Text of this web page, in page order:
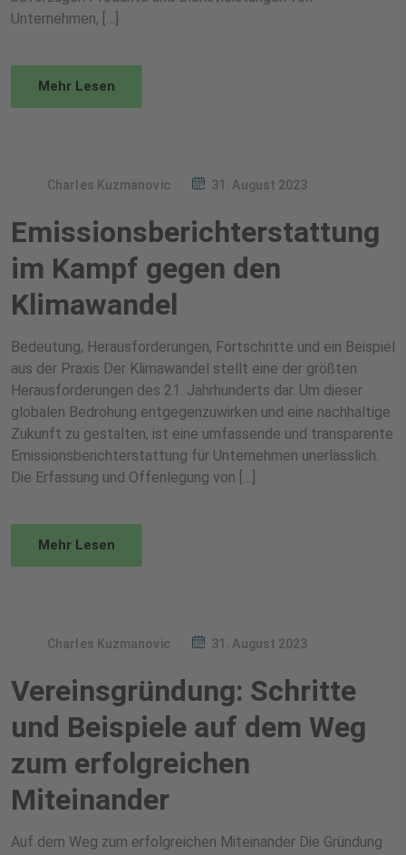
Unternehmen, […]
Mehr Lesen
Charles Kuzmanovic 31. August 2023
Emissionsberichterstattung
im Kampf gegen den
Klimawandel
Bedeutung, Herausforderungen, Fortschritte und ein Beispiel
aus der Praxis Der Klimawandel stellt eine der größten
Herausforderungen des 21. Jahrhunderts dar. Um dieser
globalen Bedrohung entgegenzuwirken und eine nachhaltige
Zukunft zu gestalten, ist eine umfassende und transparente
Emissionsberichterstattung für Unternehmen unerlässlich.
Die Erfassung und Offenlegung von […]
Mehr Lesen
Charles Kuzmanovic 31. August 2023
Vereinsgründung: Schritte
und Beispiele auf dem Weg
zum erfolgreichen
Miteinander
Auf dem Weg zum erfolgreichen Miteinander Die Gründung